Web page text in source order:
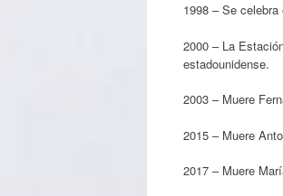
1998 – Se
2000 – La
estadounidense.
2003 – Muere
2015 – Muere
2017 – Muere